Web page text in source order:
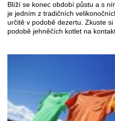
Blíží se konec období půstu a s
je jedním z tradičních
určitě v podobě dezertu. Zkuste
podobě jehněčích kotlet na